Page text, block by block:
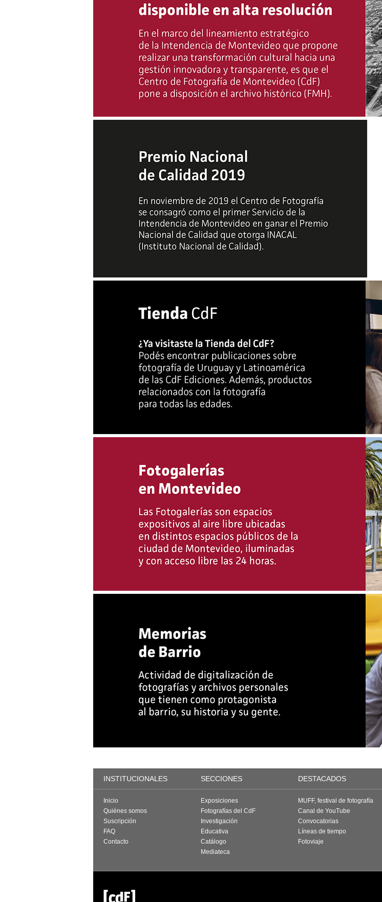
INSTITUCIONALES SECCIONES DESTACADOS
Inicio
Quiénes somos
Suscripción
FAQ
Contacto
Exposiciones
Fotografías del CdF
Investigación
Educativa
Catálogo
Mediateca
MUFF, festival de fotografía
Canal de YouTube
Convocatorias
Líneas de tiempo
Fotoviaje